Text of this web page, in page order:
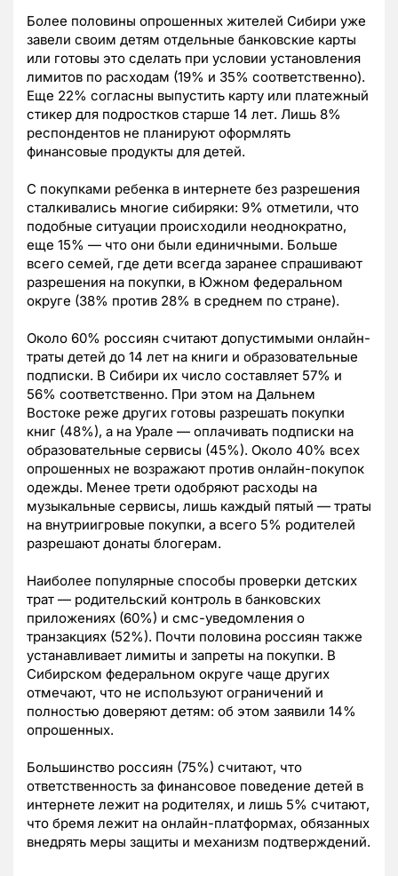
Более половины опрошенных жителей Сибири уже
завели своим детям отдельные банковские карты
или готовы это сделать при условии установления
лимитов по расходам (19% и 35% соответственно).
Еще 22% согласны выпустить карту или платежный
стикер для подростков старше 14 лет. Лишь 8%
респондентов не планируют оформлять
финансовые продукты для детей.
С покупками ребенка в интернете без разрешения
сталкивались многие сибиряки: 9% отметили, что
подобные ситуации происходили неоднократно,
еще 15% — что они были единичными. Больше
всего семей, где дети всегда заранее спрашивают
разрешения на покупки, в Южном федеральном
округе (38% против 28% в среднем по стране).
Около 60% россиян считают допустимыми онлайн-
траты детей до 14 лет на книги и образовательные
подписки. В Сибири их число составляет 57% и
56% соответственно. При этом на Дальнем
Востоке реже других готовы разрешать покупки
книг (48%), а на Урале — оплачивать подписки на
образовательные сервисы (45%). Около 40% всех
опрошенных не возражают против онлайн-покупок
одежды. Менее трети одобряют расходы на
музыкальные сервисы, лишь каждый пятый — траты
на внутриигровые покупки, а всего 5% родителей
разрешают донаты блогерам.
Наиболее популярные способы проверки детских
трат — родительский контроль в банковских
приложениях (60%) и смс-уведомления о
транзакциях (52%). Почти половина россиян также
устанавливает лимиты и запреты на покупки. В
Сибирском федеральном округе чаще других
отмечают, что не используют ограничений и
полностью доверяют детям: об этом заявили 14%
опрошенных.
Большинство россиян (75%) считают, что
ответственность за финансовое поведение детей в
интернете лежит на родителях, и лишь 5% считают,
что бремя лежит на онлайн-платформах, обязанных
внедрять меры защиты и механизм подтверждений.